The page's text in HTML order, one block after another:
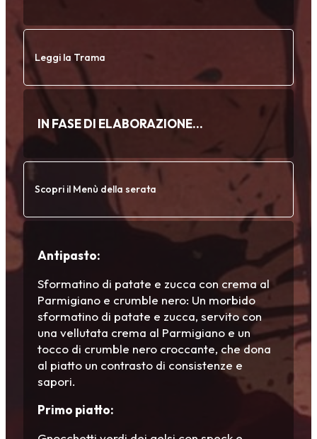
Leggi la Trama
IN FASE DI ELABORAZIONE…
Scopri il Menù della serata
Antipasto:
Sformatino di patate e zucca con crema al
Parmigiano e crumble nero: Un morbido
sformatino di patate e zucca, servito con
una vellutata crema al Parmigiano e un
tocco di crumble nero croccante, che dona
al piatto un contrasto di consistenze e
sapori.
Primo piatto: